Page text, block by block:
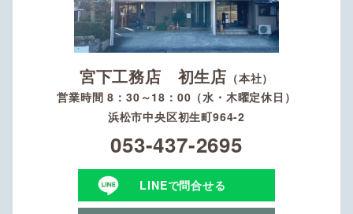
宮下工務店 初生店 （本社）
営業時間 8：30～18：00（水・木曜定休日）
浜松市中央区初生町964-2
053-437-2695
LINEで問合せる